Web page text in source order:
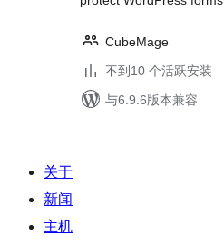
CubeMage
不到10 个活跃安装
与6.9.6版本兼容
关于
新闻
主机